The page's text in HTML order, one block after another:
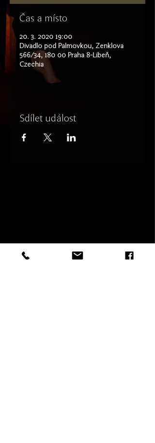
Čas a místo
20. 3. 2020 19:00
Divadlo pod Palmovkou, Zenklova
566/34, 180 00 Praha 8-Libeň,
Czechia
Sdílet událost